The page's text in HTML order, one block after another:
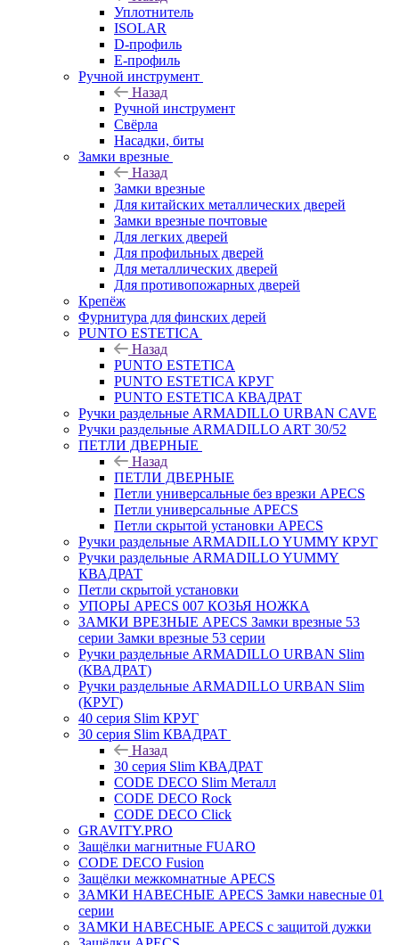
Уплотнитель
ISOLAR
D-профиль
Е-профиль
Ручной инструмент
Назад
Ручной инструмент
Свёрла
Насадки, биты
Замки врезные
Назад
Замки врезные
Для китайских металлических дверей
Замки врезные почтовые
Для легких дверей
Для профильных дверей
Для металлических дверей
Для противопожарных дверей
Крепёж
Фурнитура для финских дерей
PUNTO ESTETICA
Назад
PUNTO ESTETICA
PUNTO ESTETICA КРУГ
PUNTO ESTETICA КВАДРАТ
Ручки раздельные ARMADILLO URBAN CAVE
Ручки раздельные ARMADILLO ART 30/52
ПЕТЛИ ДВЕРНЫЕ
Назад
ПЕТЛИ ДВЕРНЫЕ
Петли универсальные без врезки APECS
Петли универсальные APECS
Петли скрытой установки APECS
Ручки раздельные ARMADILLO YUMMY КРУГ
Ручки раздельные ARMADILLO YUMMY
КВАДРАТ
Петли скрытой установки
УПОРЫ APECS 007 КОЗЬЯ НОЖКА
ЗАМКИ ВРЕЗНЫЕ APECS Замки врезные 53
серии Замки врезные 53 серии
Ручки раздельные ARMADILLO URBAN Slim
(КВАДРАТ)
Ручки раздельные ARMADILLO URBAN Slim
(КРУГ)
40 серия Slim КРУГ
30 серия Slim КВАДРАТ
Назад
30 серия Slim КВАДРАТ
CODE DECO Slim Металл
CODE DECO Rock
CODE DECO Click
GRAVITY.PRO
Защёлки магнитные FUARO
CODE DECO Fusion
Защёлки межкомнатные APECS
ЗАМКИ НАВЕСНЫЕ APECS Замки навесные 01
серии
ЗАМКИ НАВЕСНЫЕ APECS с защитой дужки